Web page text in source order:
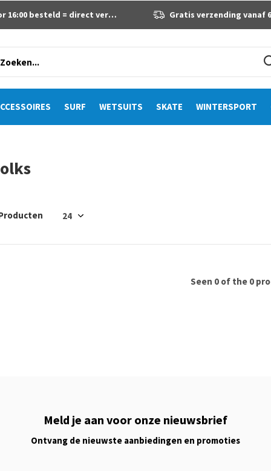
SURF WETSUITS SKATE WINTERSPORT
16:00 besteld = direct verzonden Gratis verzending vanaf 60 euro
Seen 0 of the 0
Meld je aan voor onze nieuwsbrief
Ontvang de nieuwste aanbiedingen en promoties